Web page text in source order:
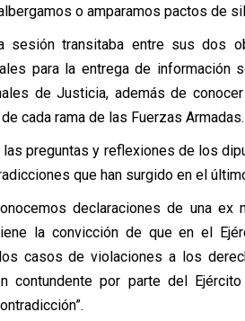
o amparamos pactos de
sesión transitaba entre sus dos
para la entrega de información
de Justicia, además de
cada rama de las Fuerzas Armadas.
preguntas y reflexiones de los
que han surgido en el
declaraciones de una
la convicción de que en el
casos de violaciones a los
contundente por parte del